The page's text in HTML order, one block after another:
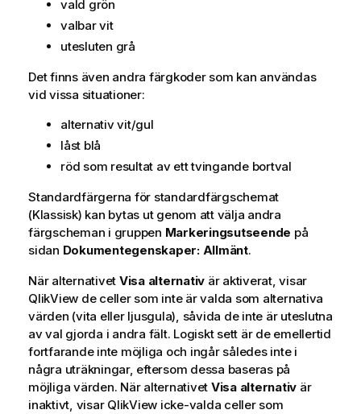
vald grön
valbar vit
utesluten grå
Det finns även andra färgkoder som kan användas
vid vissa situationer:
alternativ vit/gul
låst blå
röd som resultat av ett tvingande bortval
Standardfärgerna för standardfärgschemat
(Klassisk) kan bytas ut genom att välja andra
färgscheman i gruppen Markeringsutseende på
sidan Dokumentegenskaper: Allmänt.
När alternativet Visa alternativ är aktiverat, visar
QlikView de celler som inte är valda som alternativa
värden (vita eller ljusgula), såvida de inte är uteslutna
av val gjorda i andra fält. Logiskt sett är de emellertid
fortfarande inte möjliga och ingår således inte i
några uträkningar, eftersom dessa baseras på
möjliga värden. När alternativet Visa alternativ är
inaktivt, visar QlikView icke-valda celler som